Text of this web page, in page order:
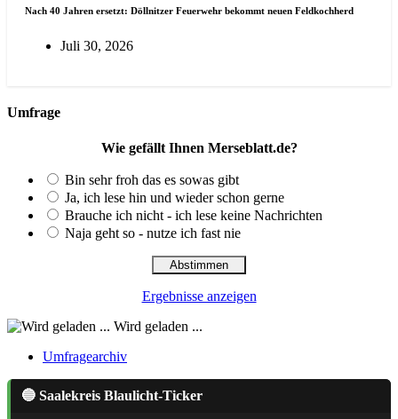
Nach 40 Jahren ersetzt: Döllnitzer Feuerwehr bekommt neuen Feldkochherd
Juli 30, 2026
Umfrage
Wie gefällt Ihnen Merseblatt.de?
Bin sehr froh das es sowas gibt
Ja, ich lese hin und wieder schon gerne
Brauche ich nicht - ich lese keine Nachrichten
Naja geht so - nutze ich fast nie
Ergebnisse anzeigen
Wird geladen ...
Umfragearchiv
🔵 Saalekreis Blaulicht-Ticker